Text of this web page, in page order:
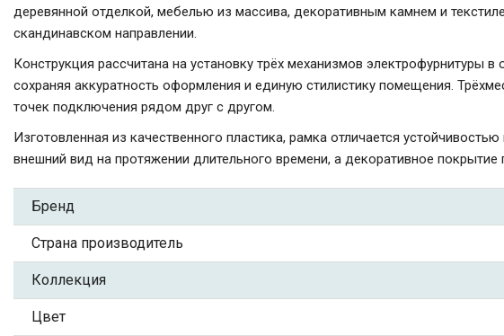
деревянной отделкой, мебелью из массива, декоративным камнем и
скандинавском направлении.
Конструкция рассчитана на установку трёх механизмов
сохраняя аккуратность оформления и единую стилистику помещения.
точек подключения рядом друг с другом.
Изготовленная из качественного пластика, рамка отличается
внешний вид на протяжении длительного времени, а декоративное
Бренд
Страна производитель
Коллекция
Цвет